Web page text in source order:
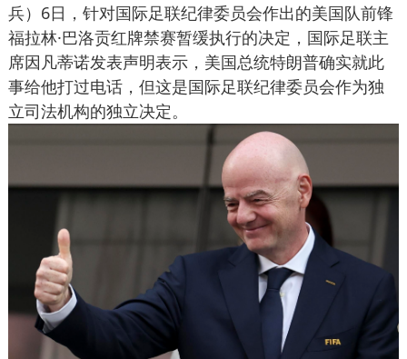
兵）6日，针对国际足联纪律委员会作出的美国队前锋
福拉林·巴洛贡红牌禁赛暂缓执行的决定，国际足联主
席因凡蒂诺发表声明表示，美国总统特朗普确实就此
事给他打过电话，但这是国际足联纪律委员会作为独
立司法机构的独立决定。